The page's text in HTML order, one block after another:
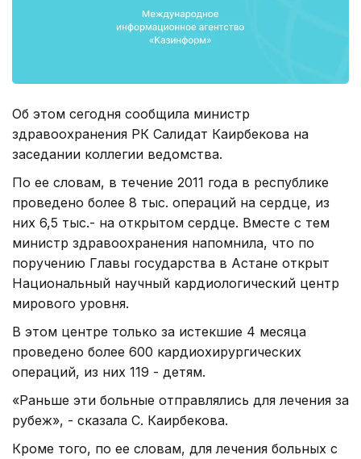
Об этом сегодня сообщила министр
здравоохранения РК Салидат Каирбекова на
заседании коллегии ведомства.
По ее словам, в течение 2011 года в республике
проведено более 8 тыс. операций на сердце, из
них 6,5 тыс.- на открытом сердце. Вместе с тем
министр здравоохранения напомнила, что по
поручению Главы государства в Астане открыт
Национальный научный кардиологический центр
мирового уровня.
В этом центре только за истекшие 4 месяца
проведено более 600 кардиохирургических
операций, из них 119 - детям.
«Раньше эти больные отправлялись для лечения за
рубеж», - сказала С. Каирбекова.
Кроме того, по ее словам, для лечения больных с